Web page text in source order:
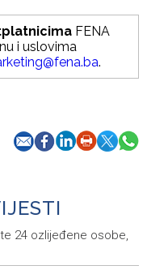
FENA
i uslovima
.
24 ozlijeđene osobe,